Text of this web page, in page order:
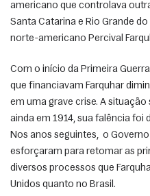
americano que controlava
Santa Catarina e Rio Grande
norte-americano Percival
Com o início da Primeira
que financiavam Farquhar
em uma grave crise. A
ainda em 1914, sua falência foi
Nos anos seguintes,  o
esforçaram para retomar as
diversos processos que
Unidos quanto no Brasil.